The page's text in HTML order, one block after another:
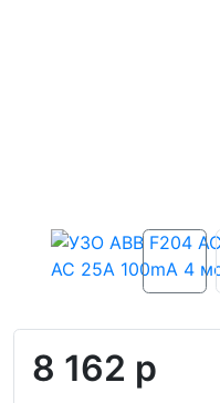
8 162 р